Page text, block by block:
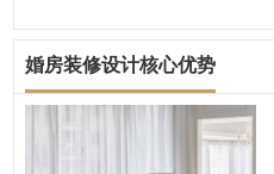
婚房装修设计核心优势